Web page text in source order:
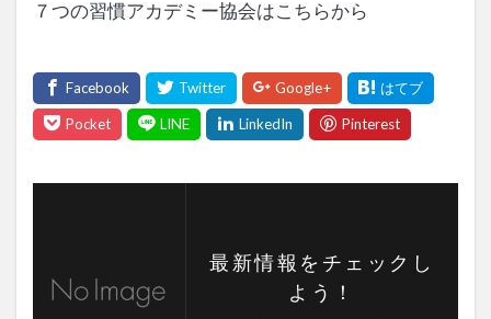
７つの習慣アカデミー協会はこちらから
最新情報をチェックし
よう！